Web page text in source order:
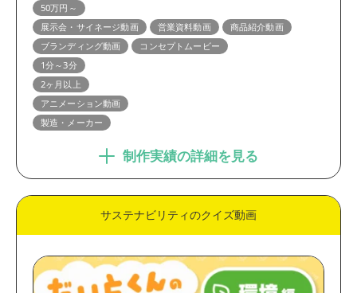
50万円～
展示会・サイネージ動画
営業資料動画
商品紹介動画
ブランディング動画
コンセプトムービー
1分～3分
2ヶ月以上
アニメーション動画
製造・メーカー
制作実績の詳細を見る
サステナビリティのクイズ動画